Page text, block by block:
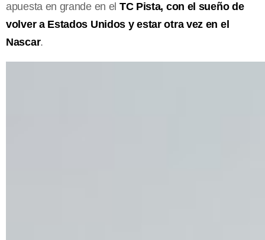
apuesta en grande en el TC Pista, con el sueño de
volver a Estados Unidos y estar otra vez en el
Nascar.